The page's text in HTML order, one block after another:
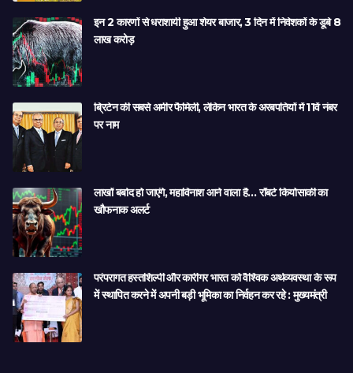
इन 2 कारणों से धराशायी हुआ शेयर बाजार, 3 दिन में निवेशकों के डूबे 8
लाख करोड़
ब्रिटेन की सबसे अमीर फैमिली, लेकिन भारत के अरबपतियों में 11वें नंबर
पर नाम
लाखों बर्बाद हो जाएंगे, महाविनाश आने वाला है… रॉबर्ट कियोसाकी का
खौफनाक अलर्ट
परंपरागत हस्तशिल्पी और कारीगर भारत को वैश्विक अर्थव्यवस्था के रूप
में स्थापित करने में अपनी बड़ी भूमिका का निर्वहन कर रहे : मुख्यमंत्री